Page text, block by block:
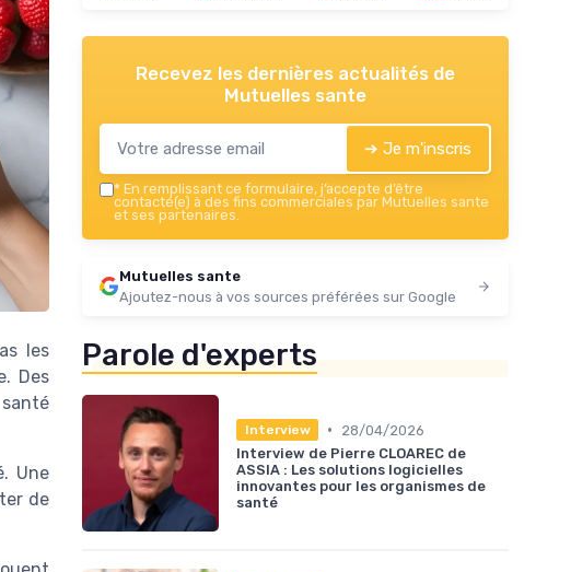
les
Des
Une
de
Recevez les dernières actualités de
Mutuelles sante
➔ Je m'inscris
* En remplissant ce formulaire, j’accepte d’être
contacté(e) à des fins commerciales par Mutuelles sante
et ses partenaires.
Mutuelles sante
Ajoutez-nous à vos sources préférées sur Google
Parole d'experts
Interview •
28/04/2026
Interview de Pierre CLOAREC de
ASSIA : Les solutions logicielles
innovantes pour les organismes de
santé